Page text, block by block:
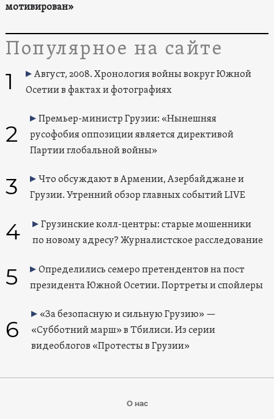
мотивирован»
Популярное на сайте
1
Август, 2008. Хронология войны вокруг Южной
Осетии в фактах и фотографиях
2
Премьер-министр Грузии: «Нынешняя
русофобия оппозиции является директивой
Партии глобальной войны»
3
Что обсуждают в Армении, Азербайджане и
Грузии. Утренний обзор главных событий LIVE
4
Грузинские колл-центры: старые мошенники
по новому адресу? Журналистское расследование
5
Определились семеро претендентов на пост
президента Южной Осетии. Портреты и спойлеры
6
«За безопасную и сильную Грузию» —
«Субботний марш» в Тбилиси. Из серии
видеоблогов «Протесты в Грузии»
О нас